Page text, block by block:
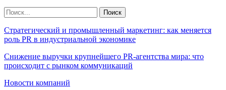
Стратегический и промышленный маркетинг: как меняется
роль PR в индустриальной экономике
Снижение выручки крупнейшего PR-агентства мира: что
происходит с рынком коммуникаций
Новости компаний